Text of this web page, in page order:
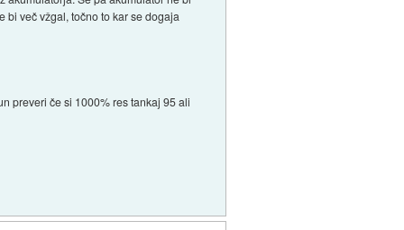
bi več vžgal, točno to kar se dogaja
preveri če si 1000% res tankaj 95 ali